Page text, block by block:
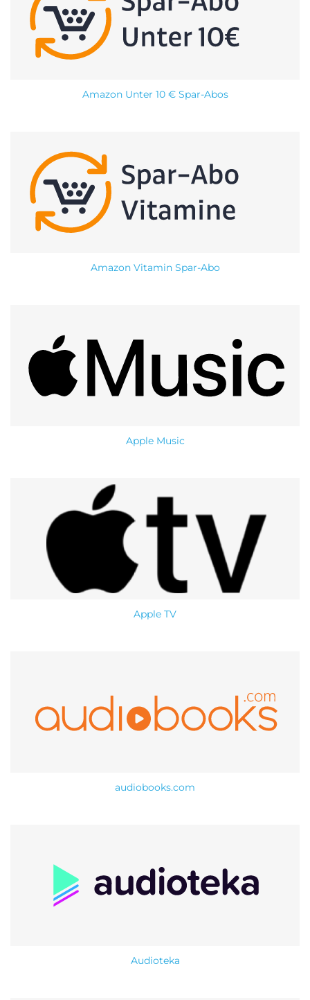
Amazon Unter 10 € Spar-Abos
Amazon Vitamin Spar-Abo
Apple Music
Apple TV
audiobooks.com
Audioteka